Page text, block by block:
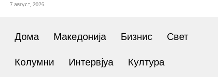
7 август, 2026
Дома Македонија Бизнис Свет
Колумни Интервјуа Култура